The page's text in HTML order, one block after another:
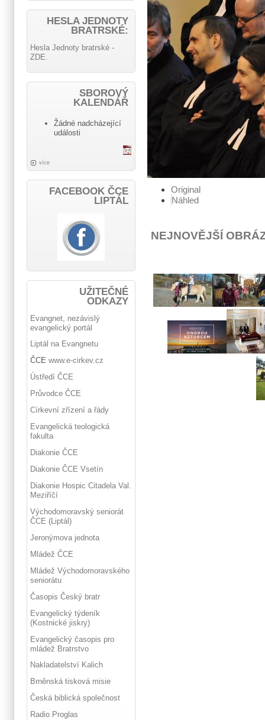
Original
Náhled
NEJNOVĚJŠÍ
HESLA JEDNOTY
BRATRSKÉ:
Hesla Jednoty bratrské -
ZDE.
SBOROVÝ
KALENDÁŘ
Žádné nadcházející
události
více
FACEBOOK ČCE
LIPTÁL
UŽITEČNÉ
ODKAZY
Evangnet, nezávislý
evangelický portál
Liptál na Evangnetu
ČCE www.e-cirkev.cz
Ústředí ČCE
Průvodce ČCE
Církevní zřízení a řády
Evangelická teologická
fakulta
Diakonie ČCE
Diakonie ČCE Vsetín
Diakonie Hospic Citadela Val.
Meziříčí
Východomoravský seniorát
ČCE (Liptál)
Jeronýmova jednota
Mládež ČCE
Mládež Východomoravského
seniorátu
Časopis Český bratr
Evangelický týdeník
(Kostnické jiskry)
Evangelický časopis pro
mládež Bratrstvo
Nakladatelství Kalich
Brněnská tisková misie
Česká biblická společnost
Radio Proglas